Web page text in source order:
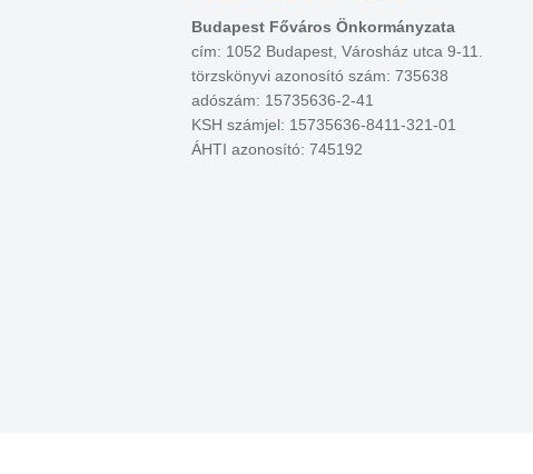
Budapest Főváros Önkormányzata
cím: 1052 Budapest, Városház utca 9-11.
törzskönyvi azonosító szám: 735638
adószám: 15735636-2-41
KSH számjel: 15735636-8411-321-01
ÁHTI azonosító: 745192